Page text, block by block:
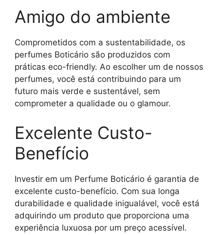
Amigo do ambiente
Comprometidos com a sustentabilidade, os
perfumes Boticário são produzidos com
práticas eco-friendly. Ao escolher um de nossos
perfumes, você está contribuindo para um
futuro mais verde e sustentável, sem
comprometer a qualidade ou o glamour.
Excelente Custo-
Benefício
Investir em um Perfume Boticário é garantia de
excelente custo-benefício. Com sua longa
durabilidade e qualidade inigualável, você está
adquirindo um produto que proporciona uma
experiência luxuosa por um preço acessível.